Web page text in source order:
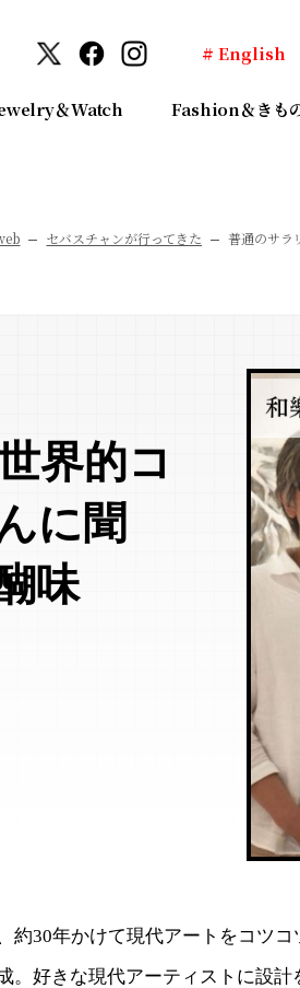
# English
＆Watch Fashion＆きも
セバスチャンが行ってきた 普通のサラ
界的コ
に聞
味
約30年かけて現代アートをコツ
。好きな現代アーティストに設